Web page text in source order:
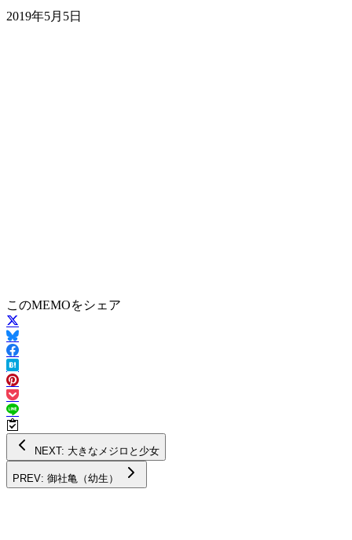
2019年5月5日
このMEMOをシェア
NEXT: 大きなメジロと少女
PREV: 御社亀（幼生）